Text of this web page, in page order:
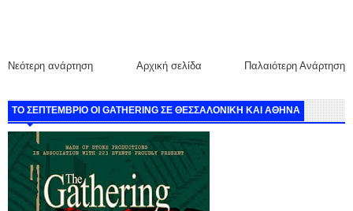
Νεότερη ανάρτηση Παλαιότερη Ανάρτηση
Αρχική σελίδα
ΤΟ ΣΕΠΤΕΜΒΡΙΟ ΟΙ GATHERING ΣΕ ΘΕΣΣΑΛΟΝΙΚΗ ΚΑΙ ΑΘΗΝΑ